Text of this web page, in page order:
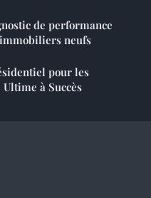
de performance
neufs
pour les
à Succès